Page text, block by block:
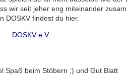
wir seit jeher eng miteinander
DOSKV findest du hier.
DOSKV e.V.
Spaß beim Stöbern ;) und Gut Blatt